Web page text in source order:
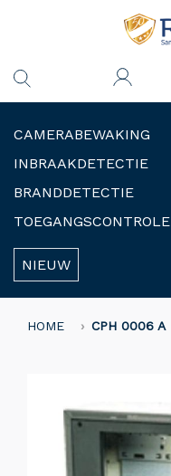
CAMERABEWAKING
INBRAAKDETECTIE
BRANDDETECTIE
TOEGANGSCONTROLE
NIEUW
HOME CPH 0006 A